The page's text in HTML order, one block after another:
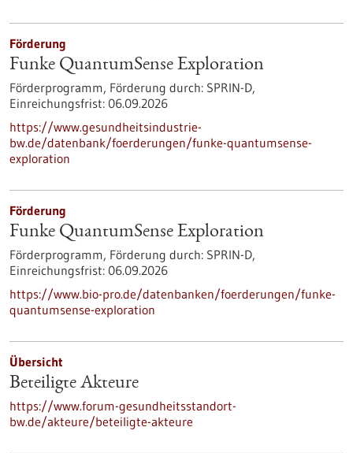
Förderung
Funke QuantumSense Exploration
Förderprogramm, Förderung durch: SPRIN-D,
Einreichungsfrist: 06.09.2026
https://www.gesundheitsindustrie-
bw.de/datenbank/foerderungen/funke-quantumsense-
exploration
Förderung
Funke QuantumSense Exploration
Förderprogramm, Förderung durch: SPRIN-D,
Einreichungsfrist: 06.09.2026
https://www.bio-pro.de/datenbanken/foerderungen/funke-
quantumsense-exploration
Übersicht
Beteiligte Akteure
https://www.forum-gesundheitsstandort-
bw.de/akteure/beteiligte-akteure